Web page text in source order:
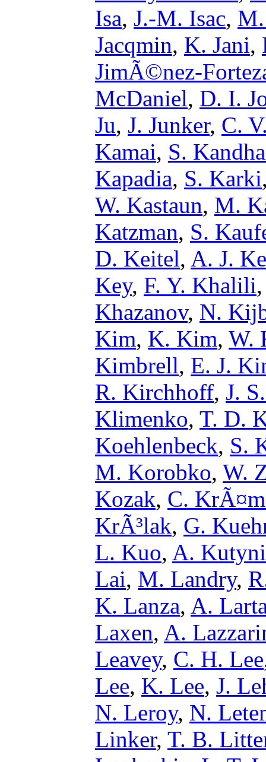
Isa, J.-M. Isac,
Jacqmin, K. Jani,
JimÃ©nez-
McDaniel, D. I.
Ju, J. Junker, C.
Kamai, S.
Kapadia, S. Karki
W. Kastaun, M.
Katzman, S.
D. Keitel, A. J.
Key, F. Y. Khalili
Khazanov, N.
Kim, K. Kim, W.
Kimbrell, E. J.
R. Kirchhoff, J.
Klimenko, T. D.
Koehlenbeck, S.
M. Korobko, W.
Kozak, C.
KrÃ³lak, G.
L. Kuo, A.
Lai, M. Landry,
K. Lanza, A.
Laxen, A.
Leavey, C. H. Lee
Lee, K. Lee, J.
N. Leroy, N.
Linker, T. B.